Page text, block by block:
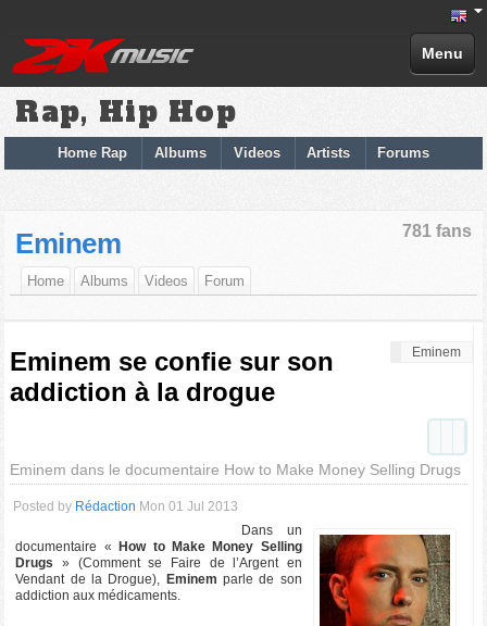
Menu
Rap, Hip Hop
Home Rap Albums Videos Artists Forums
781 fans
Eminem
Home Albums Videos Forum
Eminem
Eminem se confie sur son
addiction à la drogue
Eminem dans le documentaire How to Make Money Selling Drugs
Posted by Rédaction Mon 01 Jul 2013
Dans un
documentaire « How to Make Money Selling
Drugs
» (Comment se Faire de l’Argent en
Vendant de la Drogue), Eminem parle de son
addiction aux médicaments.